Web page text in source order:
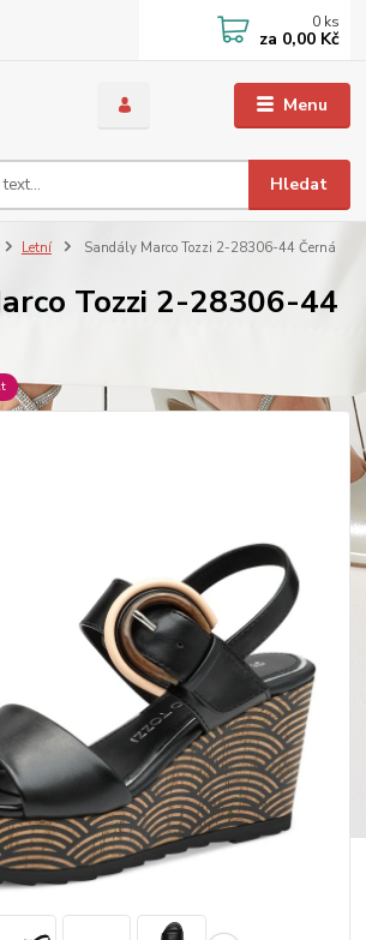
Menu
Hledat
0 ks
za 0,00 Kč
Letní Sandály Marco Tozzi 2-28306-44 Černá
Tozzi 2-28306-44